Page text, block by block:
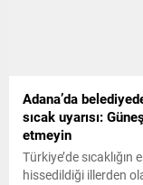
Adana’da
sıcak uyarısı:
etmeyin
Türkiye’de sıcaklığın
hissedildiği illerden